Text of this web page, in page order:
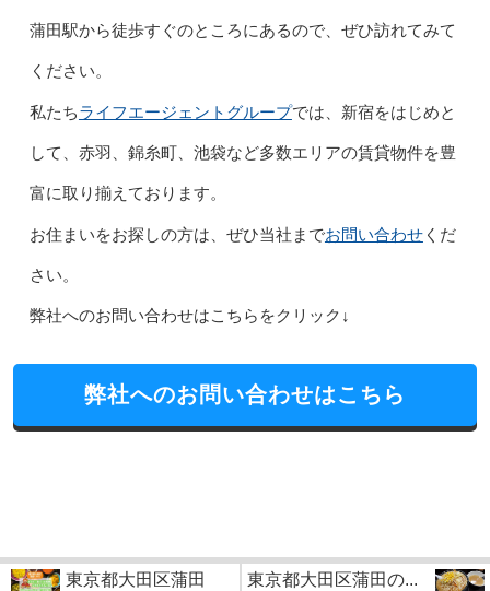
蒲田駅から徒歩すぐのところにあるので、ぜひ訪れてみて
ください。
私たちライフエージェントグループでは、新宿をはじめと
して、赤羽、錦糸町、池袋など多数エリアの賃貸物件を豊
富に取り揃えております。
お住まいをお探しの方は、ぜひ当社までお問い合わせくだ
さい。
弊社へのお問い合わせはこちらをクリック↓
弊社へのお問い合わせはこちら
東京都大田区蒲田
東京都大田区蒲田の...